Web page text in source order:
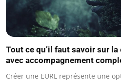
Tout ce qu’il faut savoir sur la
avec accompagnement
Créer une EURL représente une